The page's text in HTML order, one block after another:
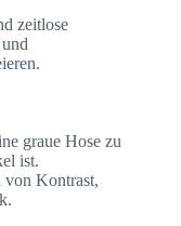
zeitlose
graue Hose zu
ist.
von Kontrast,